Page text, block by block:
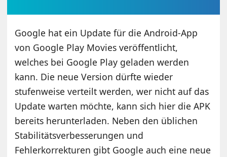
Google hat ein Update für die Android-App
von Google Play Movies veröffentlicht,
welches bei Google Play geladen werden
kann. Die neue Version dürfte wieder
stufenweise verteilt werden, wer nicht auf das
Update warten möchte, kann sich hier die APK
bereits herunterladen. Neben den üblichen
Stabilitätsverbesserungen und
Fehlerkorrekturen gibt Google auch eine neue